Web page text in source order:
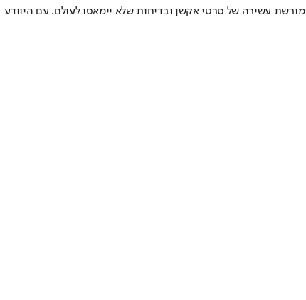
עשירה של סרטי אקשן ובדיחות שלא יימאסו לעולם. עם היוודע